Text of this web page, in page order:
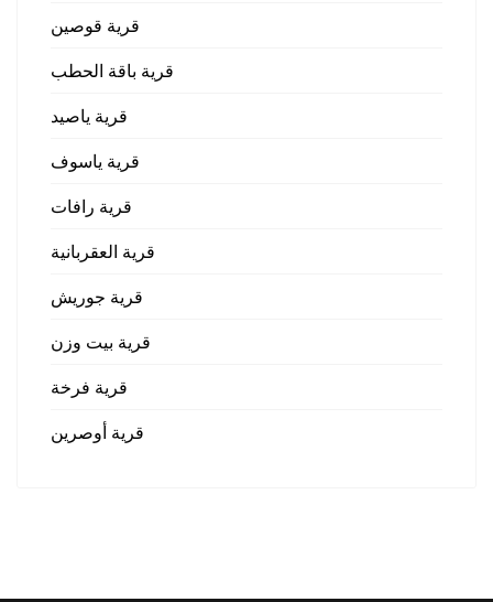
قرية قوصين
قرية باقة الحطب
قرية ياصيد
قرية ياسوف
قرية رافات
قرية العقربانية
قرية جوريش
قرية بيت وزن
قرية فرخة
قرية أوصرين